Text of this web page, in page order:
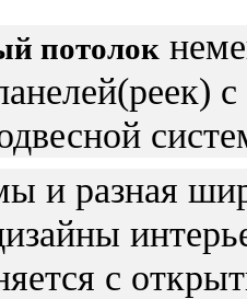
потолок
и разная
с